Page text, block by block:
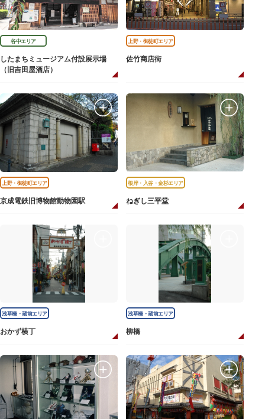
谷中エリア
したまちミュージアム付設展示場
（旧吉田屋酒店）
上野・御徒町エリア
佐竹商店街
上野・御徒町エリア
京成電鉄旧博物館動物園駅
根岸・入谷・金杉エリア
ねぎし三平堂
浅草橋・蔵前エリア
おかず横丁
浅草橋・蔵前エリア
柳橋